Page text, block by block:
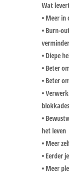
Wat
• Meer
• Burn-
• Diepe
• Beter
• Beter
•
blokkades
•
het leven
• Meer
• Eerder
• Meer